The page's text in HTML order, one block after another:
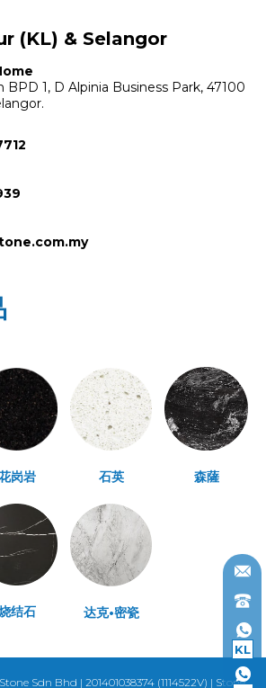
(KL) & Selangor
BPD 1, D Alpinia Business Park, 47100
岗岩 石英 森薩
结石 达克•密瓷
KL
Sdn Bhd | 201401038374 (1114522V) | Stone